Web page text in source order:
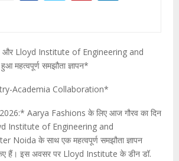
Lloyd Institute of Engineering and
महत्वपूर्ण समझौता ज्ञापन*
Academia Collaboration*
Aarya Fashions के लिए आज गौरव का दिन
Institute of Engineering and
Noida के साथ एक महत्वपूर्ण समझौता ज्ञापन
हैं। इस अवसर पर Lloyd Institute के डीन डॉ.